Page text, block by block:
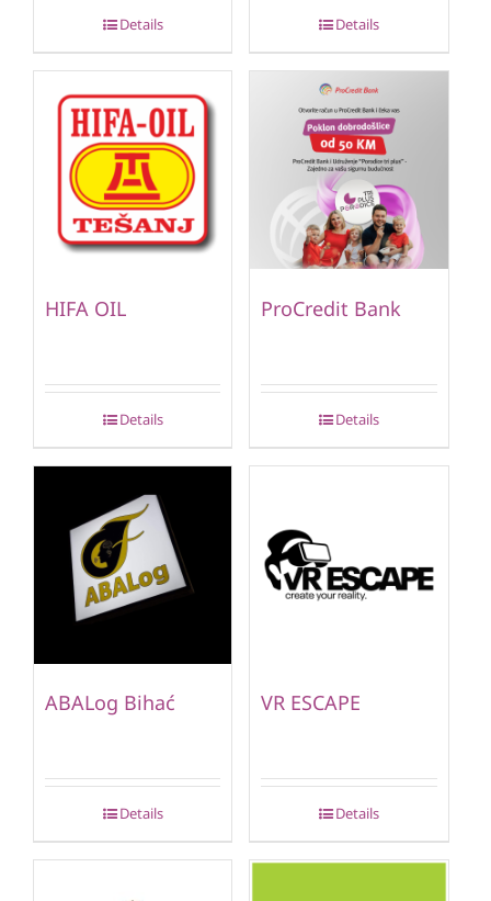
Details Details
HIFA OIL
Details
ProCredit Bank
Details
ABALog Bihać
Details
VR ESCAPE
Details